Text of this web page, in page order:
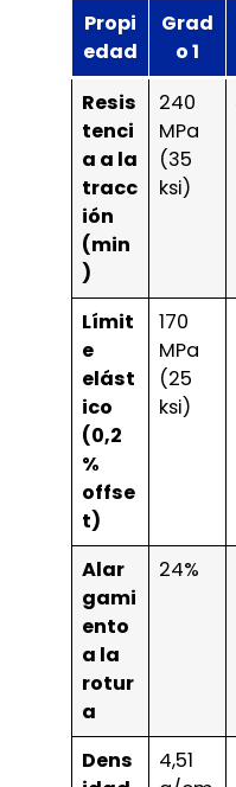
Propi
edad
Grad
o 1
Resis
tenci
a a la
tracc
ión
(min
)
240
MPa
(35
ksi)
Límit
e
elást
ico
(0,2
%
offse
t)
170
MPa
(25
ksi)
Alar
gami
ento
a la
rotur
a
24%
Dens
4,51